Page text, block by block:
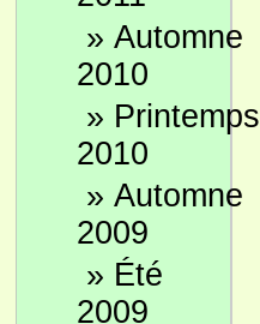
» Automne
2010
» Printemps
2010
» Automne
2009
» Été
2009